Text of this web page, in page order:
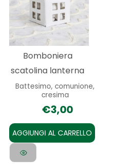
Bomboniera
scatolina lanterna
Battesimo, comunione,
cresima
€3,00
AGGIUNGI AL CARRELLO